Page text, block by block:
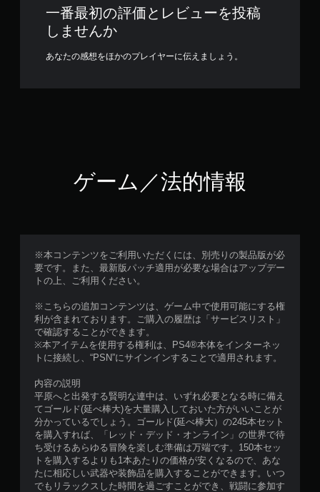
一番最初の評価とレビューを投稿
しませんか
あなたの感想をほかのプレイヤーに伝えましょう。
ゲーム／法的情報
※本コンテンツをご利用いただくには、別売りの製品版が必
要です。また、最新版パッチ適用が必要な場合はアップデー
トの上、ご利用ください。
※こちらの追加コンテンツは、ゲーム中で使用可能にする権
利が含まれております。ご購入の履歴は「サービスリスト」
で確認することができます。
※本アイテムを使用する権利は、PS4®本体をインターネッ
トに接続し、“PSN”にサインインすることで適用されます。
内容の説明
平原へと出発する賢明な連中は、いずれ必要となる時に備え
てゴールド(延べ棒大)を大量購入しておいた方がいいことが
分かっているでしょう。ゴールド(延べ棒大）の245本セット
を購入すれば、「レッド・デッド・オンライン」の世界で待
ち受けるあらゆる冒険を楽しむ準備は万端です。150本セッ
トを購入するよりも1本あたりの価格が安くなるので、あな
たに相応しい武器や装飾品を購入することができます。いつ
でもリラックスした時間を過ごすことができ、戦闘に参加す